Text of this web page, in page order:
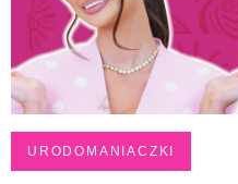
URODOMANIACZKI